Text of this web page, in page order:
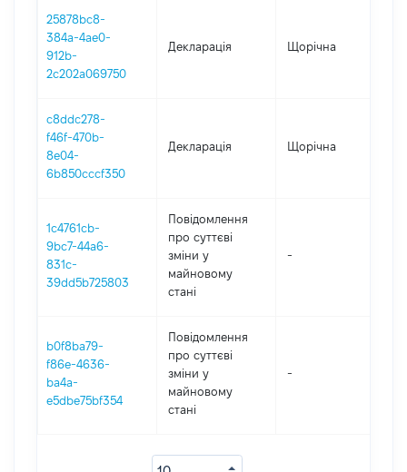
25878bc8-
384a-4ae0-
912b-
2c202a069750
Декларація Щорічна
c8ddc278-
f46f-470b-
8e04-
6b850cccf350
Декларація Щорічна
1c4761cb-
9bc7-44a6-
831c-
39dd5b725803
Повідомлення
про суттєві
зміни y
майновому
стані
-
b0f8ba79-
f86e-4636-
ba4a-
e5dbe75bf354
Повідомлення
про суттєві
зміни y
майновому
стані
-